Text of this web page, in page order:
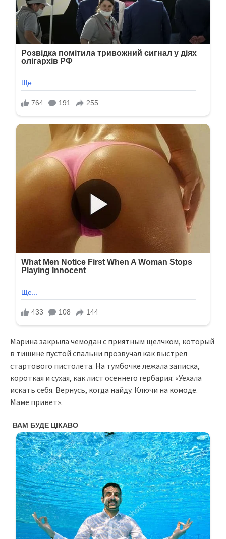
Марина закрыла чемодан с приятным щелчком, который
в тишине пустой спальни прозвучал как выстрел
стартового пистолета. На тумбочке лежала записка,
короткая и сухая, как лист осеннего гербария: «Уехала
искать себя. Вернусь, когда найду. Ключи на комоде.
Маме привет».